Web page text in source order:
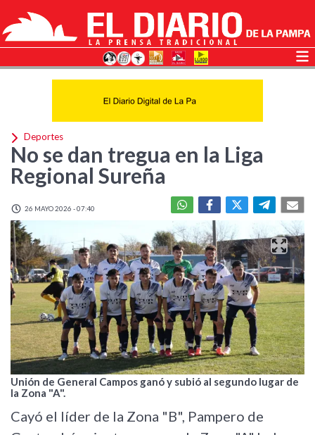
Deportes
No se dan tregua en la Liga
Regional Sureña
26 MAYO 2026 - 07:40
Unión de General Campos ganó y subió al segundo lugar de
la Zona "A".
Cayó el líder de la Zona "B", Pampero de